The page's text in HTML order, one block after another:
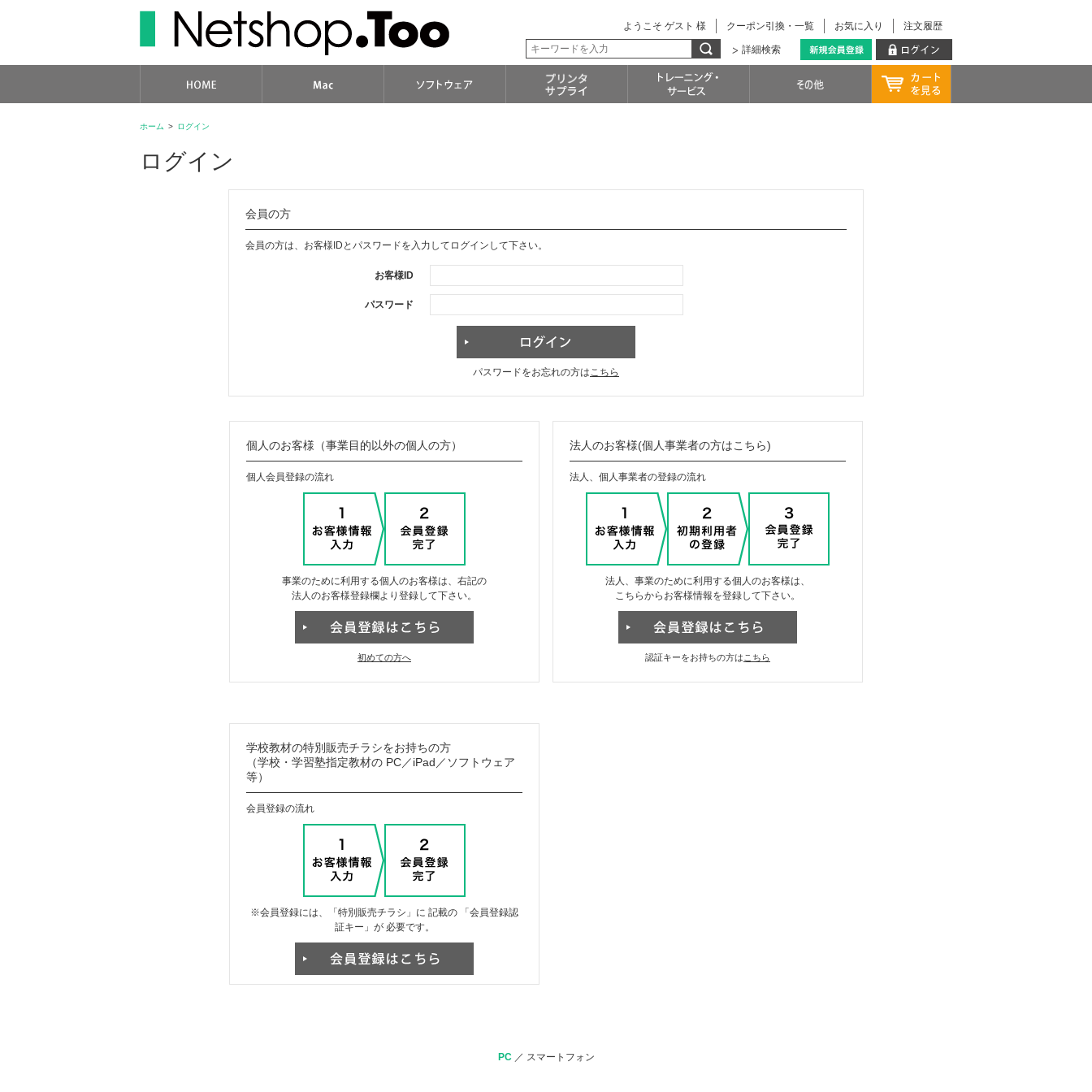
注文履歴
お気に入り
クーポン引換・一覧
ようこそ ゲスト 様
詳細検索
ホーム > ログイン
ログイン
会員の方
会員の方は、お客様IDとパスワードを入力してログインして下さい。
お客様ID
パスワード
パスワードをお忘れの方はこちら
個人のお客様（事業目的以外の個人の方）
個人会員登録の流れ
事業のために利用する個人のお客様は、右記の
法人のお客様登録欄より登録して下さい。
初めての方へ
法人のお客様(個人事業者の方はこちら)
法人、個人事業者の登録の流れ
法人、事業のために利用する個人のお客様は、
こちらからお客様情報を登録して下さい。
認証キーをお持ちの方は こちら
学校教材の特別販売チラシをお持ちの方
（学校・学習塾指定教材の PC／iPad／ソフトウェア
等）
会員登録の流れ
※会員登録には、「特別販売チラシ」に 記載の 「会員登録認
証キー」が 必要です。
PC／ スマートフォン